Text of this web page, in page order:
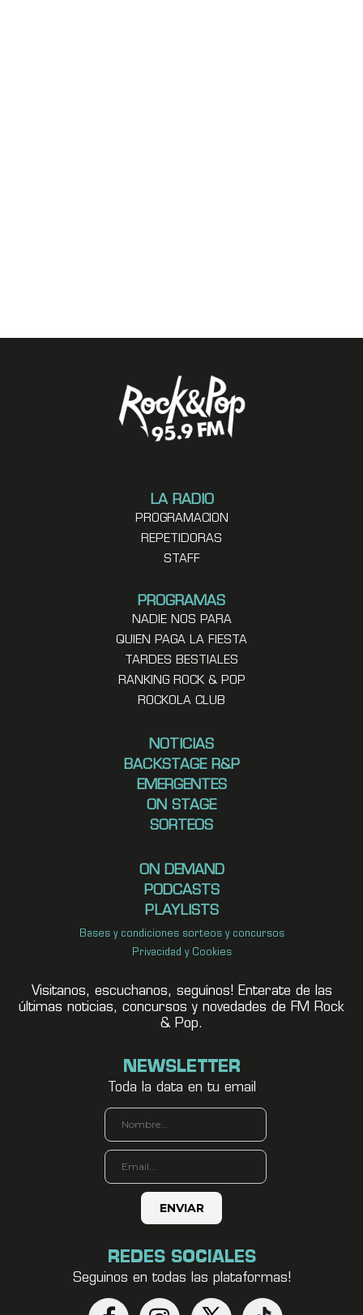
LA RADIO
PROGRAMACION
REPETIDORAS
STAFF
PROGRAMAS
NADIE NOS PARA
QUIEN PAGA LA FIESTA
TARDES BESTIALES
RANKING ROCK & POP
ROCKOLA CLUB
NOTICIAS
BACKSTAGE R&P
EMERGENTES
ON STAGE
SORTEOS
ON DEMAND
PODCASTS
PLAYLISTS
Bases y condiciones sorteos y concursos
Privacidad y Cookies
Visitanos, escuchanos, seguínos! Enterate de las
últimas noticias, concursos y novedades de FM Rock
& Pop.
NEWSLETTER
Toda la data en tu email
REDES SOCIALES
Seguinos en todas las plataformas!